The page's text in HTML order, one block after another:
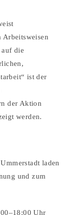
Arbeitsweisen
die
ist der
der Aktion
werden.
laden
und zum
Uhr